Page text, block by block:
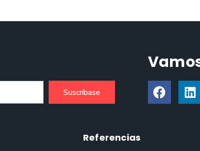
Suscríbase
Referencias